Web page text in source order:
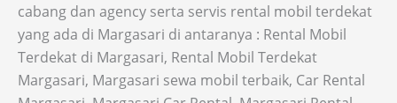
cabang dan agency serta servis rental mobil terdekat
yang ada di Margasari di antaranya : Rental Mobil
Terdekat di Margasari, Rental Mobil Terdekat
Margasari, Margasari sewa mobil terbaik, Car Rental